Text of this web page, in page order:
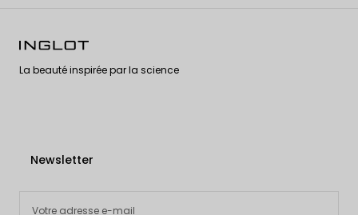
La beauté inspirée par la science
Newsletter